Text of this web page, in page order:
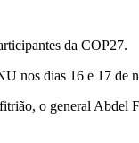
da COP27.
nos dias 16 e 17 de
o general Abdel